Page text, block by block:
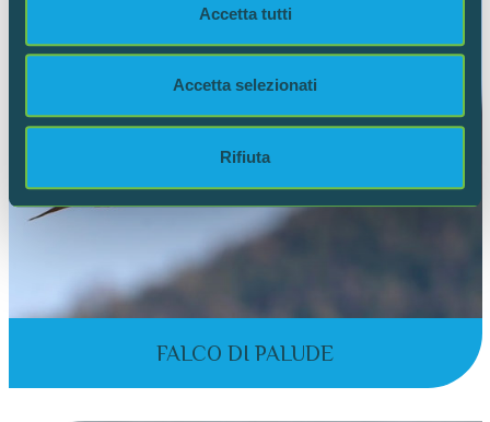
dalla Dichiarazione sui cookie.
Utilizziamo i cookie per personalizzare contenuti ed
analizzare il nostro traffico. Condividiamo inoltre
informazioni sul modo in cui utilizzi il nostro sito con i
nostri partner che si occupano di analisi dei dati web,
pubblicità e social media, i quali potrebbero combinarle
con altre informazioni che hai fornito loro o che hanno
raccolto dal tuo utilizzo dei loro servizi.
Accetta tutti
Accetta selezionati
Rifiuta
FALCO DI PALUDE